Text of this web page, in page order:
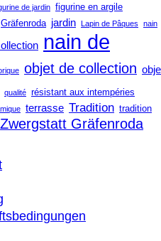
de jardin figurine en argile
Gräfenroda jardin Lapin de Pâques nain
nain de
objet de collection
qualité résistant aux intempéries
terrasse Tradition tradition
Zwergstatt Gräfenroda